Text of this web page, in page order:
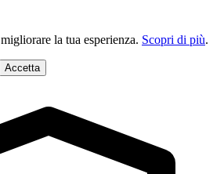
la tua esperienza. Scopri di più.
Accetta